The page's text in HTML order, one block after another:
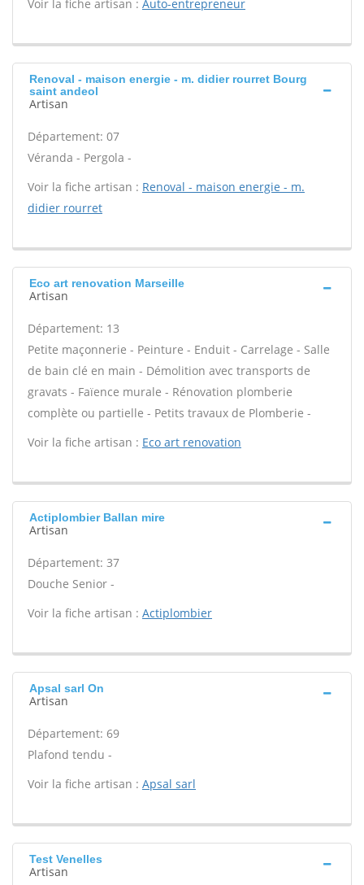
Voir la fiche artisan : Auto-entrepreneur
Renoval - maison energie - m. didier rourret Bourg
saint andeol
Artisan
Département: 07
Véranda - Pergola -
Voir la fiche artisan : Renoval - maison energie - m.
didier rourret
Eco art renovation Marseille
Artisan
Département: 13
Petite maçonnerie - Peinture - Enduit - Carrelage - Salle
de bain clé en main - Démolition avec transports de
gravats - Faïence murale - Rénovation plomberie
complète ou partielle - Petits travaux de Plomberie -
Voir la fiche artisan : Eco art renovation
Actiplombier Ballan mire
Artisan
Département: 37
Douche Senior -
Voir la fiche artisan : Actiplombier
Apsal sarl On
Artisan
Département: 69
Plafond tendu -
Voir la fiche artisan : Apsal sarl
Test Venelles
Artisan